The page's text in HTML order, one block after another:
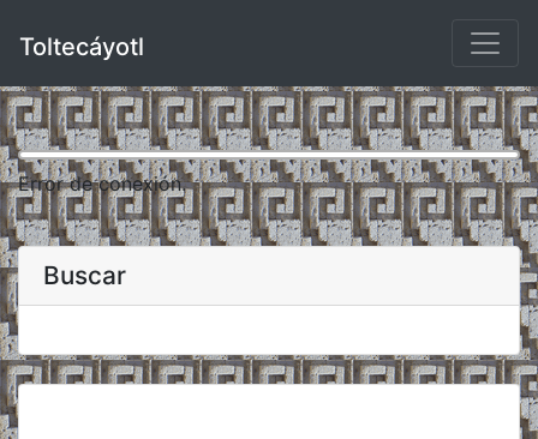
Toltecáyotl
Error de conexión.
Buscar